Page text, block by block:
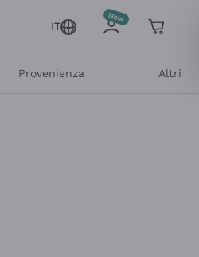
IT
Provenienza Altri